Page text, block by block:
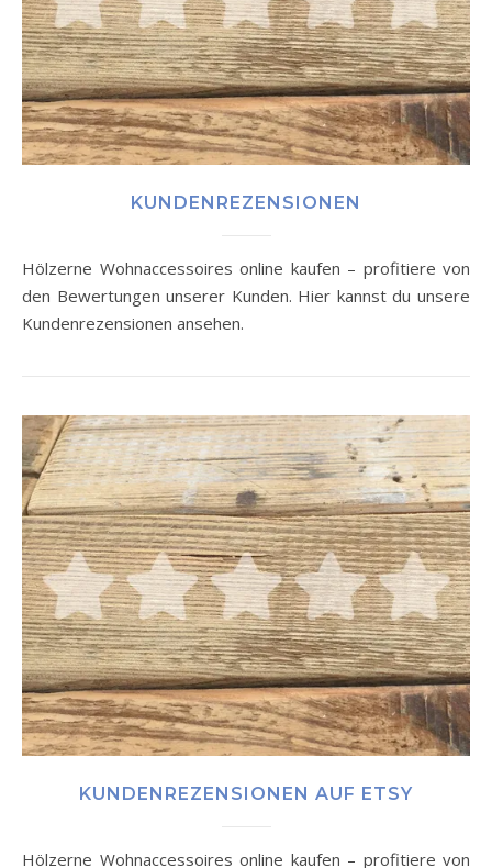
KUNDENREZENSIONEN
Hölzerne Wohnaccessoires online kaufen – profitiere von
den Bewertungen unserer Kunden. Hier kannst du unsere
Kundenrezensionen ansehen.
KUNDENREZENSIONEN AUF ETSY
Hölzerne Wohnaccessoires online kaufen – profitiere von